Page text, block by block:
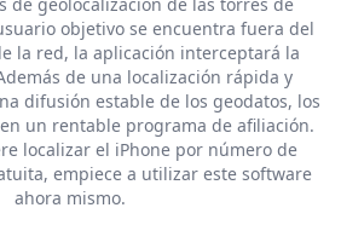
objetivo se encuentra fuera del
la red, la aplicación interceptará la
de una localización rápida y
difusión estable de los geodatos, los
un rentable programa de afiliación.
localizar el iPhone por número de
empiece a utilizar este software
ahora mismo.